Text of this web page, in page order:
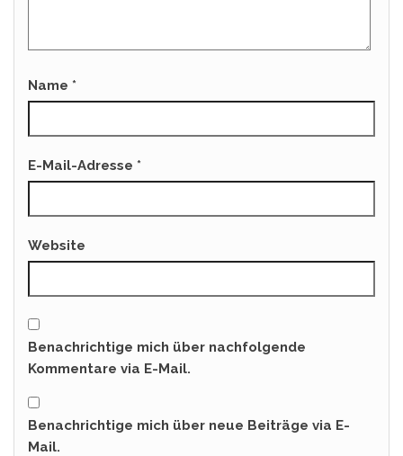
Name *
E-Mail-Adresse *
Website
Benachrichtige mich über nachfolgende
Kommentare via E-Mail.
Benachrichtige mich über neue Beiträge via E-
Mail.